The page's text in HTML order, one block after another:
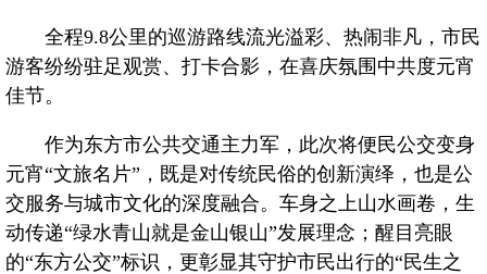
海汽
海汽
海汽
海汽
全程9.8公里的巡游路线流光溢彩、热闹非凡，市民
游客纷纷驻足观赏、打卡合影，在喜庆氛围中共度元宵
佳节。
作为东方市公共交通主力军，此次将便民公交变身
元宵“文旅名片”，既是对传统民俗的创新演绎，也是公
交服务与城市文化的深度融合。车身之上山水画卷，生
动传递“绿水青山就是金山银山”发展理念；醒目亮眼
的“东方公交”标识，更彰显其守护市民出行的“民生之